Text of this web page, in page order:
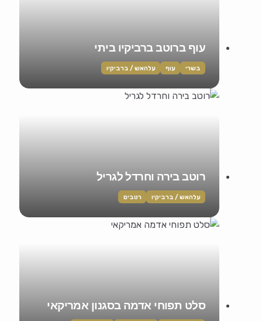
עוף ברוטב ברביקיו ביתי
בשרי עוף עלהאש / ברביקיו
רוטב בירה וחרדל לגריל
עלהאש / ברביקיו רטבים
סלט תפוחי אדמה בסגנון אמריקאי